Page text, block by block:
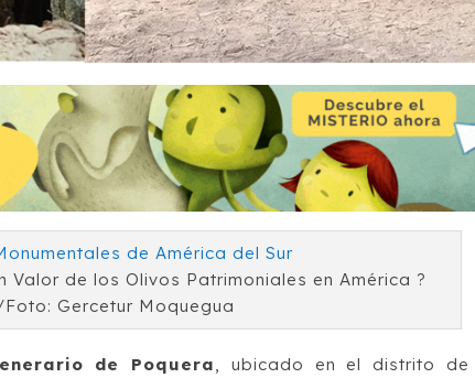
de los Olivos Patrimoniales en América ?
Gercetur Moquegua
de Poquera
, ubicado en el distrito de